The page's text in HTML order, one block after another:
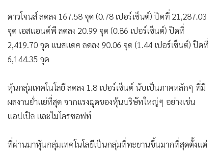
ดาวโจนส์ ลดลง 167.58 จุด (0.78 เปอร์เซ็นต์) ปิดที่ 21,287.03
จุด เอสแอนด์พี ลดลง 20.99 จุด (0.86 เปอร์เซ็นต์) ปิดที่
2,419.70 จุด แนสแดค ลดลง 90.06 จุด (1.44 เปอร์เซ็นต์) ปิดที่
6,144.35 จุด
หุ้นกลุ่มเทคโนโลยี ลดลง 1.8 เปอร์เซ็นต์ นับเป็นภาคหลักๆ ที่มี
ผลงานย่ำแย่ที่สุด จากแรงฉุดของหุ้นบริษัทใหญ่ๆ อย่างเช่น
แอปเปิล และไมโครซอฟท์
ที่ผ่านมาหุ้นกลุ่มเทคโนโลยีเป็นกลุ่มที่ทะยานขึ้นมากที่สุดตั้งแต่